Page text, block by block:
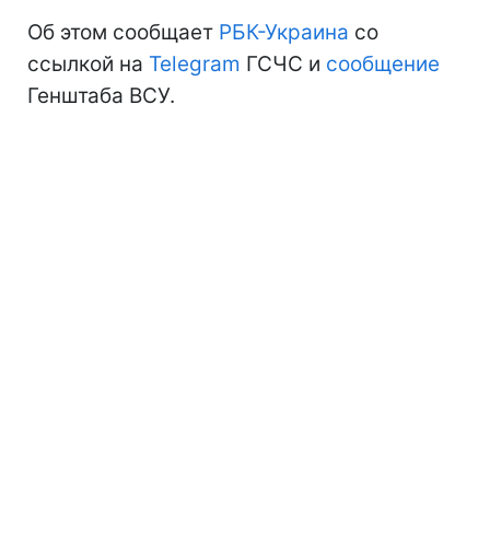
Об этом сообщает РБК-Украина со
ссылкой на Telegram ГСЧС и сообщение
Генштаба ВСУ.